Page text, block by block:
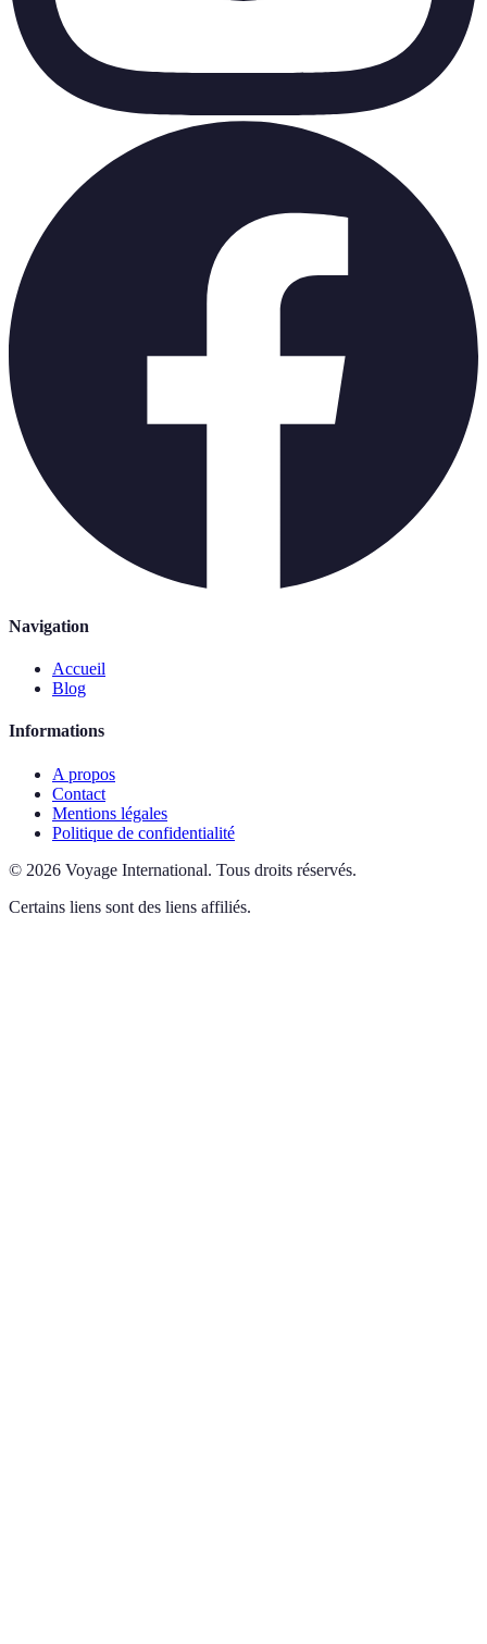
Navigation
Accueil
Blog
Informations
A propos
Contact
Mentions légales
Politique de confidentialité
© 2026 Voyage International. Tous droits réservés.
Certains liens sont des liens affiliés.